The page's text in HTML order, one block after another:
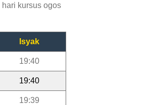
kursus ogos
Isyak
19:40
19:40
19:39